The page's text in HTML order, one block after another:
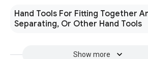
Hand Tools For Fitting Together
Separating, Or Other Hand Tools
Show more